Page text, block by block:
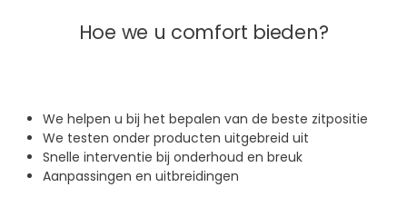
Hoe we u comfort bieden?
We helpen u bij het bepalen van de beste zitpositie
We testen onder producten uitgebreid uit
Snelle interventie bij onderhoud en breuk
Aanpassingen en uitbreidingen